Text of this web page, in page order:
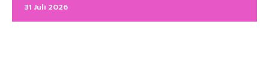
31 Juli 2026